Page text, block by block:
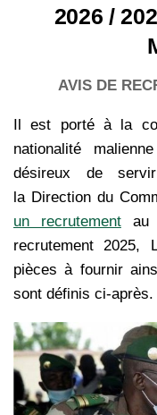
2026 /
AVIS DE
Il est porté à la
nationalité
désireux de
la Direction du
un recrutementau
recrutement 2025,
pièces à fournir
sont définis ci-après.